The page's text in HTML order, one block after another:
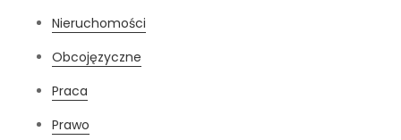
Nieruchomości
Obcojęzyczne
Praca
Prawo